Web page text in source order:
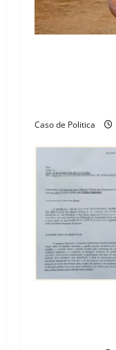
Caso de Politica